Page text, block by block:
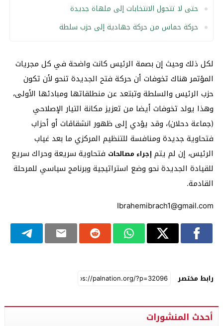
حتى لا تتحول الانتخابات إلى ملهاة جديدة
حركة حماس من حركة جهادية إلى حزب سلطة
لكل ذلك وحيث إن بصمة الرئيس كانت واضحة في كل مجريات
المؤتمر هناك تخوفات أن حركة فتح الجديدة تنحو لأن تكون
حزب الرئيس والسلطة وتبتعد عن منطلقاتها ومبادئها الأولى،
وهذا يولد تخوفات أيضا من تعزيز مكانة التيار الإصلاحي
(جماعة دحلان)، وقد يؤدي إلى ظهور انشقاقات أو أحزاب
فتحاوية جديدة ومنافسة للتنظيم المركزي ما بعد غياب
الرئيس، إن لم يتم إجراء مصالحات فتحاوية سريعة وحراك سريع
للقيادة الجديدة نحو وضع استراتيجية وبرنامج سياسي للمرحلة
القادمة.
Ibrahemibrach1@gmail.com
رابط مختصر
أحدث المنشورات